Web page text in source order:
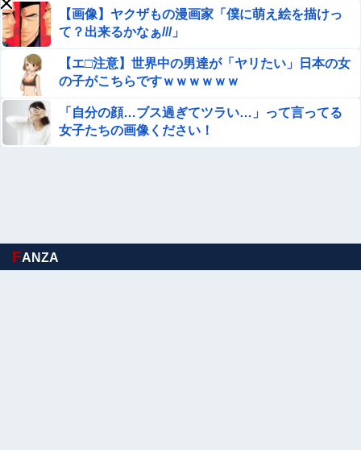
【悲報】高市早苗に逆らった財務官僚、異例の左遷ｗｗｗ
ｗｗｗｗｗ
【朗報】爆胸の気象予報士さん、NHKから解き放たれる
警察や検察が冤罪率をデータとして公表すべきだと思う
ぐらんぶる原作最新話、ヤバすぎる
【画像】ヤクザもの漫画家「僕に萌え絵を描けっ
て？出来るかなぁ///」
【エ□注意】世界中の男達が「ヤリたい」日本の女
の子がこちらですｗｗｗｗｗｗ
「自分の顔…ブス過ぎてツラい…」って言ってる
女子たちの画像ください！
FANZA